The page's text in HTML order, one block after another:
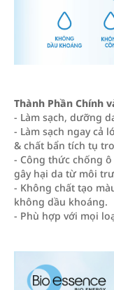
Thành Phần Chính
- Làm sạch, dưỡng
- Làm sạch ngay cả
& chất bẩn tích tụ
- Công thức chống
gây hại da từ môi
- Không chất tạo
không dầu khoáng.
- Phù hợp với mọi